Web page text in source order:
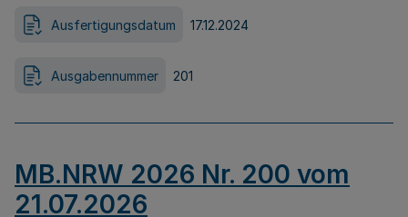
Ausfertigungsdatum 17.12.2024
Ausgabennummer 201
MB.NRW 2026 Nr. 200 vom
21.07.2026